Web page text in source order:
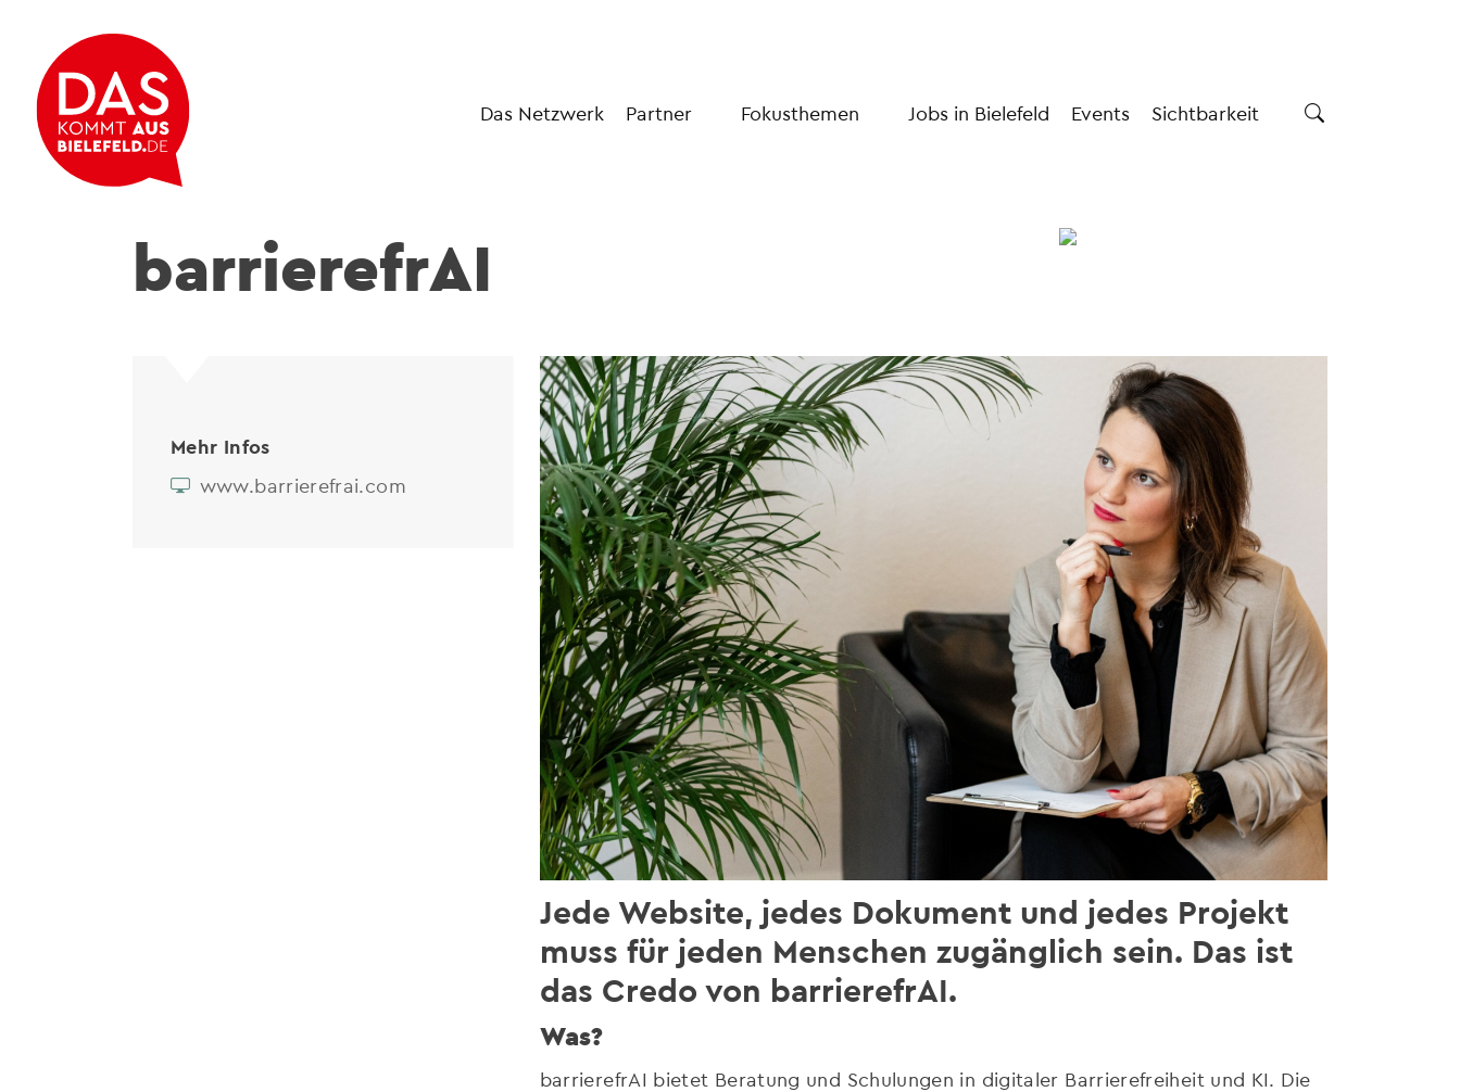
Das Netzwerk Partner Fokusthemen Jobs in Bielefeld Events Sichtbarkeit
barrierefrAI
Mehr Infos
www.barrierefrai.com
Jede Website, jedes Dokument und jedes Projekt
muss für jeden Menschen zugänglich sein. Das ist
das Credo von barrierefrAI.
Was?
barrierefrAI bietet Beratung und Schulungen in digitaler Barrierefreiheit und KI. Die